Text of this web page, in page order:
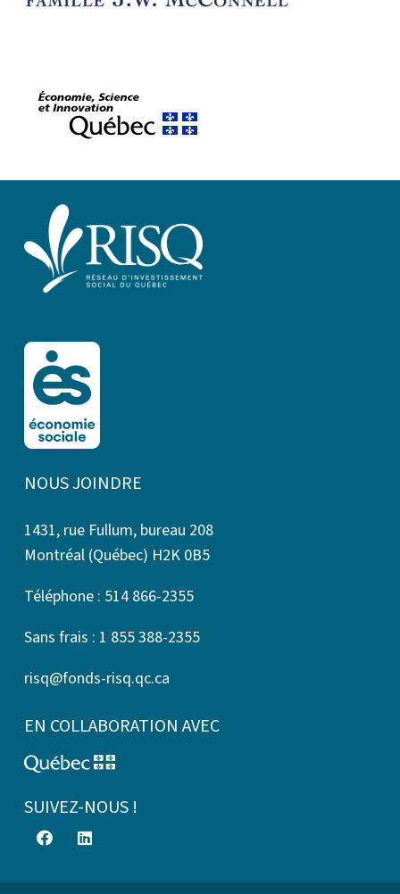
NOUS JOINDRE
1431, rue Fullum, bureau 208
Montréal (Québec) H2K 0B5
Téléphone : 514 866-2355
Sans frais : 1 855 388-2355
risq@fonds-risq.qc.ca
EN COLLABORATION AVEC
SUIVEZ-NOUS !